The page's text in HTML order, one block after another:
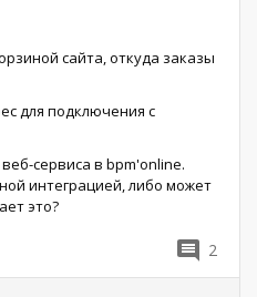
сайта, откуда заказы
для подключения с
сервиса в bpm'online.
интеграцией, либо может
это?
2